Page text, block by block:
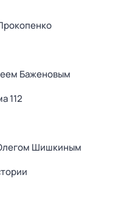
Баженовым
112
Олегом Шишкиным